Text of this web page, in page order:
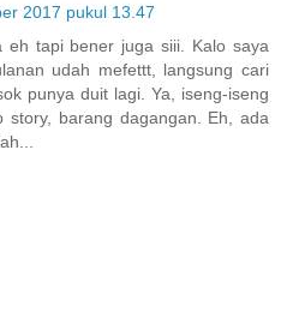
2017 pukul 13.47
eh tapi bener juga siii. Kalo saya
udah mefettt, langsung cari
punya duit lagi. Ya, iseng-iseng
story, barang dagangan. Eh, ada